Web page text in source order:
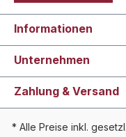
Informationen
Unternehmen
Zahlung & Versand
* Alle Preise inkl.